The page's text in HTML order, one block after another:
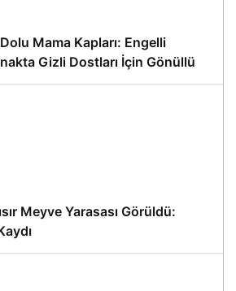
Dolu Mama Kapları: Engelli
Gizli Dostları İçin Gönüllü
Meyve Yarasası Görüldü: